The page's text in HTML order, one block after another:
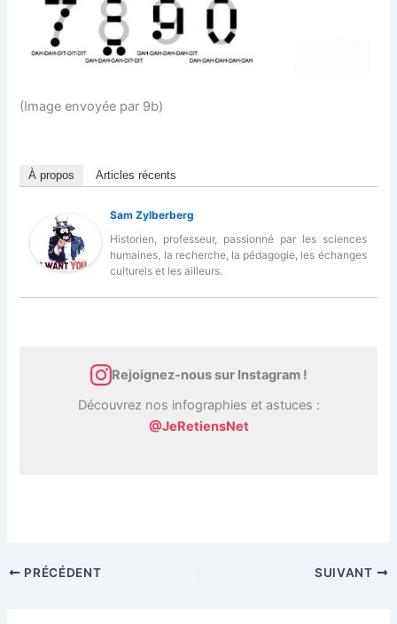
(Image envoyée par 9b)
À propos Articles récents
Sam Zylberberg
Historien, professeur, passionné par les sciences
humaines, la recherche, la pédagogie, les échanges
culturels et les ailleurs.
Rejoignez-nous sur Instagram !
Découvrez nos infographies et astuces :
@JeRetiensNet
PRÉCÉDENT SUIVANT